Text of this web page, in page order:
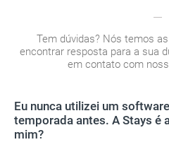
Tem dúvidas? Nós temos
encontrar resposta para a sua
em contato com
Eu nunca utilizei um
temporada antes. A Stays é
mim?